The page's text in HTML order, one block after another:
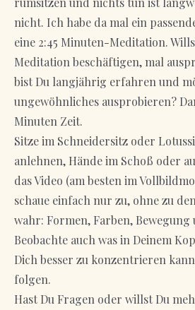
nicht. Ich habe da mal ein
eine 2:45 Minuten-Meditation.
Meditation beschäftigen, mal
bist Du langjährig erfahren und
ungewöhnliches ausprobieren?
Minuten Zeit.
Sitze im Schneidersitz oder
anlehnen, Hände im Schoß oder
das Video (am besten im
schaue einfach nur zu, ohne zu
wahr: Formen, Farben, Bewegung
Beobachte auch was in Deinem
Dich besser zu konzentrieren
folgen.
Hast Du Fragen oder willst Du